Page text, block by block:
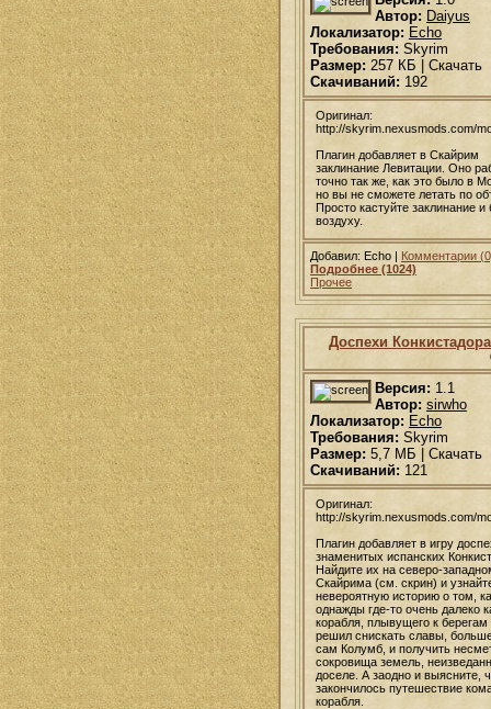
Автор: Daiyus
Локализатор: Echo
Требования: Skyrim
Размер: 257 КБ | Скачать
Скачиваний: 192
Оригинал:
http://skyrim.nexusmods.com/
Плагин добавляет в Скайрим
заклинание Левитации. Оно
точно так же, как это было в
но вы не сможете летать по
Просто кастуйте заклинание и
воздуху.
Добавил: Echo | Комментарии
Подробнее (1024)
Прочее
Доспехи Конкистадора
Версия: 1.1
Автор: sirwho
Локализатор: Echo
Требования: Skyrim
Размер: 5,7 МБ | Скачать
Скачиваний: 121
Оригинал:
http://skyrim.nexusmods.com/
Плагин добавляет в игру
знаменитых испанских
Найдите их на северо-
Скайрима (см. скрин) и
невероятную историю о том,
однажды где-то очень далеко
корабля, плывущего к
решил снискать славы,
сам Колумб, и получить
сокровища земель,
доселе. А заодно и выясните,
закончилось путешествие
корабля.